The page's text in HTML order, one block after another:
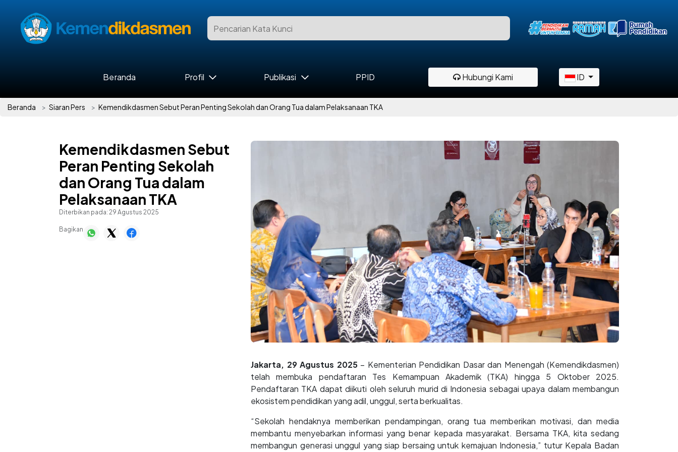
Beranda Profil Publikasi PPID Hubungi Kami ID
Beranda Siaran Pers Kemendikdasmen Sebut Peran Penting Sekolah dan Orang Tua dalam Pelaksanaan TKA
Kemendikdasmen Sebut
Peran Penting Sekolah
dan Orang Tua dalam
Pelaksanaan TKA
Diterbikan pada: 29 Agustus 2025
Bagikan
Jakarta, 29 Agustus 2025 – Kementerian Pendidikan Dasar dan Menengah (Kemendikdasmen)
telah membuka pendaftaran Tes Kemampuan Akademik (TKA) hingga 5 Oktober 2025.
Pendaftaran TKA dapat diikuti oleh seluruh murid di Indonesia sebagai upaya dalam membangun
ekosistem pendidikan yang adil, unggul, serta berkualitas.
“Sekolah hendaknya memberikan pendampingan, orang tua memberikan motivasi, dan media
membantu menyebarkan informasi yang benar kepada masyarakat. Bersama TKA, kita sedang
membangun generasi unggul yang siap bersaing untuk kemajuan Indonesia,” tutur Kepala Badan